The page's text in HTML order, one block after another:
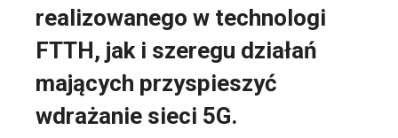
realizowanego w technologi
FTTH, jak i szeregu działań
mających przyspieszyć
wdrażanie sieci 5G.